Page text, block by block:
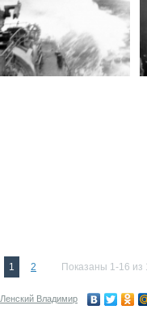
1 2 Показаны 1-16 из
Ленский Владимир